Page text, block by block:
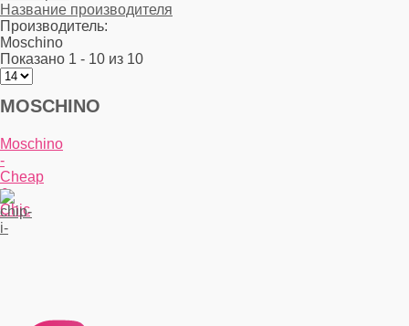
Название производителя
Производитель:
Moschino
Показано 1 - 10 из 10
MOSCHINO
Moschino
-
Cheap
&
Chic